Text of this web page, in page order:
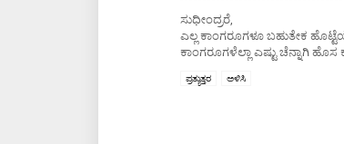
ಸುಧೀಂದ್ರರೆ,
ಎಲ್ಲ ಕಾಂಗರೂಗಳೂ ಬಹುತೇಕ
ಕಾಂಗರೂಗಳೆಲ್ಲಾ ಎಷ್ಟು ಚೆನ್ನಾಗಿ
ಪ್ರತ್ಯುತ್ತರ ಅಳಿಸಿ